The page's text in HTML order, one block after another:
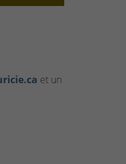
et un